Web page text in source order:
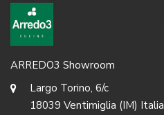
ARREDO3 Showroom
Largo Torino, 6/c
18039 Ventimiglia (IM) Italia